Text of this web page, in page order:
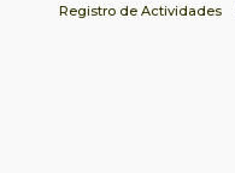
Registro de Actividades